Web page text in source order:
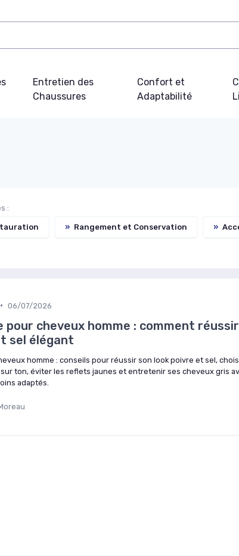
Entretien des
Chaussures
Confort et
Adaptabilité
:
» Rangement et Conservation »
• 06/07/2026
pour cheveux homme : comment
sel élégant
homme : conseils pour réussir son look poivre et sel,
ton, éviter les reflets jaunes et entretenir ses cheveux gris
adaptés.